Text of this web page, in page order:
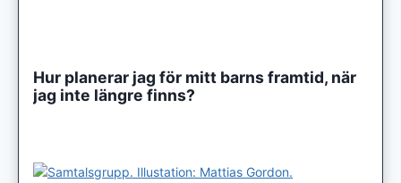
Hur planerar jag för mitt barns framtid, när
jag inte längre finns?